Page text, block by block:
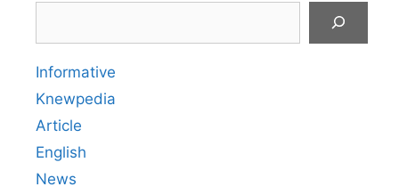
Informative
Knewpedia
Article
English
News